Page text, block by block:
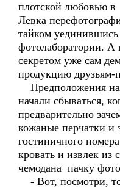
плотской любовью
Левка
тайком
фотолаборатории. А
секретом уже сам
продукцию друзьям-
Предположения
начали сбываться,
предварительно
кожаные перчатки и
гостиничного
кровать и извлек из
чемодана пачку
- Вот, посмотри,